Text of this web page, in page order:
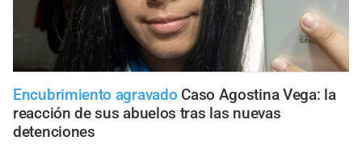
Encubrimiento agravado Caso Agostina Vega: la
reacción de sus abuelos tras las nuevas
detenciones